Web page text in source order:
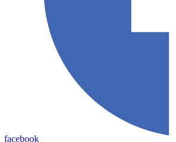
facebook